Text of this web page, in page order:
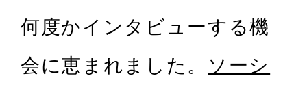
何度かインタビューする機
会に恵まれました。 ソーシ